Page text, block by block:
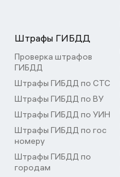
Штрафы ГИБДД
Проверка штрафов
ГИБДД
Штрафы ГИБДД по СТС
Штрафы ГИБДД по ВУ
Штрафы ГИБДД по УИН
Штрафы ГИБДД по гос
номеру
Штрафы ГИБДД по
городам